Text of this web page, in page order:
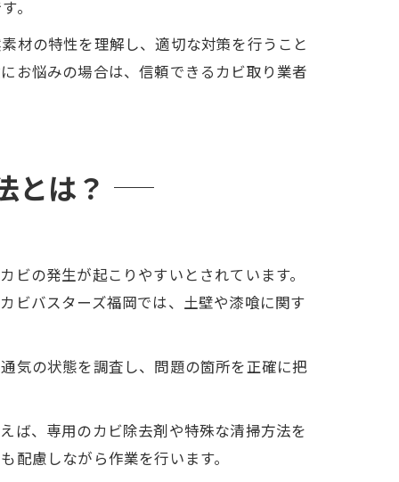
。
材の特性を理解し、適切な対策を行うこと
お悩みの場合は、信頼できるカビ取り業者
とは？
の発生が起こりやすいとされています。
ビバスターズ福岡では、土壁や漆喰に関す
気の状態を調査し、問題の箇所を正確に把
ば、専用のカビ除去剤や特殊な清掃方法を
慮しながら作業を行います。